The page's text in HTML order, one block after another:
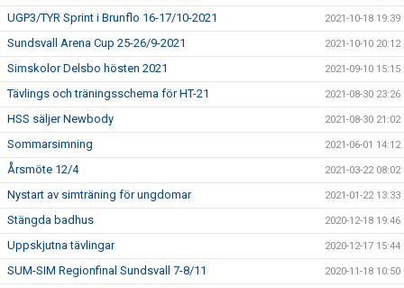
UGP3/TYR Sprint i Brunflo 16-17/10-2021 2021-10-18 19:39
Sundsvall Arena Cup 25-26/9-2021 2021-10-10 20:12
Simskolor Delsbo hösten 2021 2021-09-10 15:15
Tävlings och träningsschema för HT-21 2021-08-30 23:26
HSS säljer Newbody 2021-08-30 21:02
Sommarsimning 2021-06-01 14:12
Årsmöte 12/4 2021-03-22 08:02
Nystart av simträning för ungdomar 2021-01-22 13:33
Stängda badhus 2020-12-18 19:46
Uppskjutna tävlingar 2020-12-17 15:44
SUM-SIM Regionfinal Sundsvall 7-8/11 2020-11-18 10:50